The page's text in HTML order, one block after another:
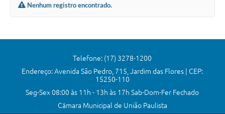
Diário Oficial
Transparência
Nenhum registro encontrado.
Telefone: (17) 3278-1200
Endereço: Avenida São Pedro, 715, Jardim das Flores | CEP:
15250-110
Seg-Sex 08:00 às 11h - 13h às 17h Sab-Dom-Fer Fechado
Câmara Municipal de União Paulista